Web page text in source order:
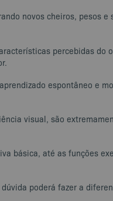
novos cheiros, pesos e
percebidas do
espontâneo e
visual, são
básica, até as funções
poderá fazer a